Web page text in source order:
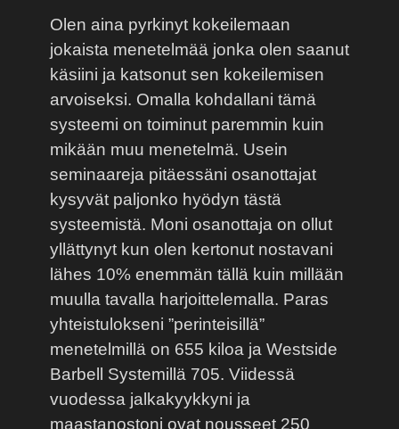
Olen aina pyrkinyt kokeilemaan
jokaista menetelmää jonka olen saanut
käsiini ja katsonut sen kokeilemisen
arvoiseksi. Omalla kohdallani tämä
systeemi on toiminut paremmin kuin
mikään muu menetelmä. Usein
seminaareja pitäessäni osanottajat
kysyvät paljonko hyödyn tästä
systeemistä. Moni osanottaja on ollut
yllättynyt kun olen kertonut nostavani
lähes 10% enemmän tällä kuin millään
muulla tavalla harjoittelemalla. Paras
yhteistulokseni ”perinteisillä”
menetelmillä on 655 kiloa ja Westside
Barbell Systemillä 705. Viidessä
vuodessa jalkakyykkyni ja
maastanostoni ovat nousseet 250